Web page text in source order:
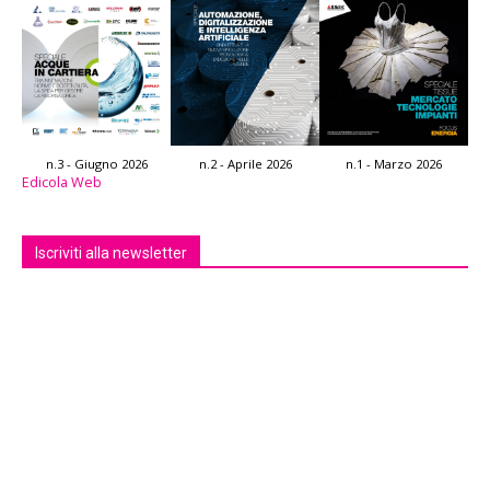
n.3 - Giugno 2026 n.2 - Aprile 2026 n.1 - Marzo 2026
Edicola Web
Iscriviti alla newsletter